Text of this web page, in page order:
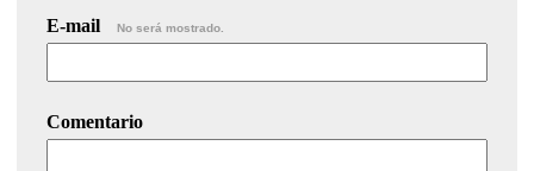
E-mail No será mostrado.
Comentario